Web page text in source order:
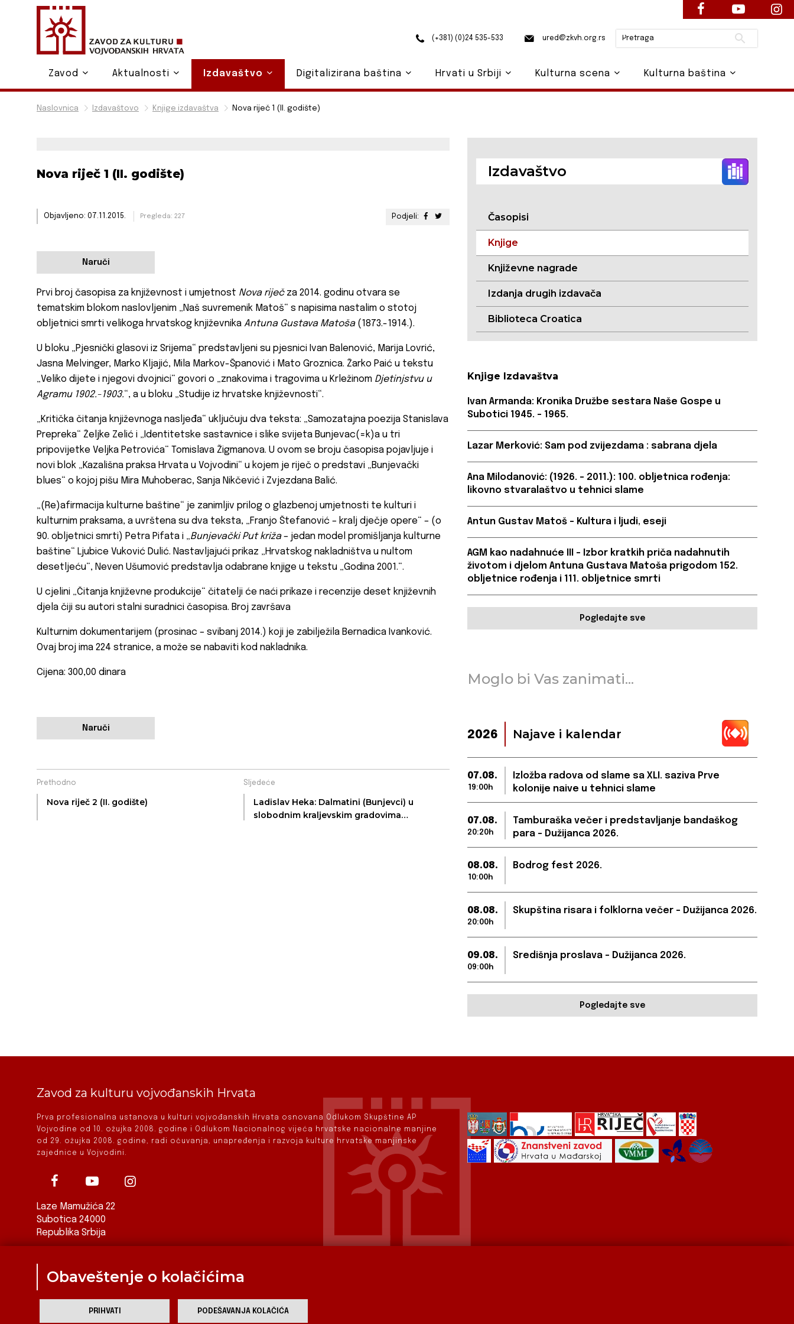
Naslovnica Izdavaštovo Knjige izdavaštva Nova riječ 1 (II. godište)
Nova riječ 1 (II. godište)
Podjeli:
Objavljeno: 07.11.2015. Pregleda: 227
Naruči
Prvi broj časopisa za književnost i umjetnost Nova riječ za 2014. godinu otvara se
tematskim blokom naslovljenim „Naš suvremenik Matoš“ s napisima nastalim o stotoj
obljetnici smrti velikoga hrvatskog književnika Antuna Gustava Matoša(1873.-1914.).
U bloku „Pjesnički glasovi iz Srijema“ predstavljeni su pjesnici Ivan Balenović, Marija Lovrić,
Jasna Melvinger, Marko Kljajić, Mila Markov-Španović i Mato Groznica. Žarko Paić u tekstu
„Veliko dijete i njegovi dvojnici“ govori o „znakovima i tragovima u Krležinom Djetinjstvu u
Agramu 1902.-1903.“, a u bloku „Studije iz hrvatske književnosti“.
„Kritička čitanja književnoga nasljeđa“ uključuju dva teksta: „Samozatajna poezija Stanislava
Prepreka“ Željke Zelić i „Identitetske sastavnice i slike svijeta Bunjevac(=k)a u tri
pripovijetke Veljka Petrovića“ Tomislava Žigmanova. U ovom se broju časopisa pojavljuje i
novi blok „Kazališna praksa Hrvata u Vojvodini“ u kojem je riječ o predstavi „Bunjevački
blues“ o kojoj pišu Mira Muhoberac, Sanja Nikčević i Zvjezdana Balić.
„(Re)afirmacija kulturne baštine“ je zanimljiv prilog o glazbenoj umjetnosti te kulturi i
kulturnim praksama, a uvrštena su dva teksta, „Franjo Štefanović – kralj dječje opere“ – (o
90. obljetnici smrti) Petra Pifata i „Bunjevački Put križa– jedan model promišljanja kulturne
baštine“ Ljubice Vuković Dulić. Nastavljajući prikaz „Hrvatskog nakladništva u nultom
desetljeću“, Neven Ušumović predstavlja odabrane knjige u tekstu „Godina 2001.“.
U cjelini „Čitanja književne produkcije“ čitatelji će naći prikaze i recenzije deset književnih
djela čiji su autori stalni suradnici časopisa. Broj završava
Kulturnim dokumentarijem (prosinac – svibanj 2014.) koji je zabilježila Bernadica Ivanković.
Ovaj broj ima 224 stranice, a može se nabaviti kod nakladnika.
Cijena: 300,00 dinara
Naruči
Prethodno
Nova riječ 2 (II. godište)
Sljedeće
Ladislav Heka: Dalmatini (Bunjevci) u
slobodnim kraljevskim gradovima
Izdavaštvo
Časopisi
Knjige
Književne nagrade
Izdanja drugih izdavača
Biblioteca Croatica
Knjige Izdavaštva
Ivan Armanda: Kronika Družbe sestara Naše Gospe u
Subotici 1945. – 1965.
Lazar Merković: Sam pod zvijezdama : sabrana djela
Ana Milodanović: (1926. – 2011.): 100. obljetnica rođenja:
likovno stvaralaštvo u tehnici slame
Antun Gustav Matoš – Kultura i ljudi, eseji
AGM kao nadahnuće III – Izbor kratkih priča nadahnutih
životom i djelom Antuna Gustava Matoša prigodom 152.
obljetnice rođenja i 111. obljetnice smrti
Pogledajte sve
Moglo bi Vas zanimati...
2026 Najave i kalendar
07.08.
19:00h
Izložba radova od slame sa XLI. saziva Prve
kolonije naive u tehnici slame
07.08.
20:20h
Tamburaška večer i predstavljanje bandaškog
para – Dužijanca 2026.
08.08.
10:00h
Bodrog fest 2026.
08.08.
20:00h
Skupština risara i folklorna večer – Dužijanca 2026.
09.08.
09:00h
Središnja proslava – Dužijanca 2026.
Pogledajte sve
Zavod za kulturu vojvođanskih Hrvata
Prva profesionalna ustanova u kulturi vojvođanskih Hrvata osnovana Odlukom Skupštine AP
Vojvodine od 10. ožujka 2008. godine i Odlukom Nacionalnog vijeća hrvatske nacionalne manjine
od 29. ožujka 2008. godine, radi očuvanja, unapređenja i razvoja kulture hrvatske manjinske
zajednice u Vojvodini.
Laze Mamužića 22
Subotica 24000
Republika Srbija
Zavod
Obaveštenje o kolačićima
PRIHVATI PODEŠAVANJA KOLAČIĆA
(+381) (0)24 535-533 ured@zkvh.org.rs Pretraži
Zavod Aktualnosti Izdavaštvo Digitalizirana baština Hrvati u Srbiji Kulturna scena Kulturna baština